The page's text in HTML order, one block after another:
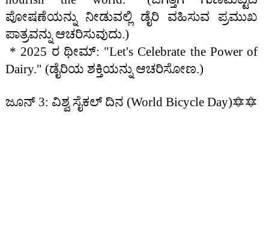
ಪೋಷಣೆಯನ್ನು ನೀಡುವಲ್ಲಿ ಡೈರಿ ವಹಿಸುವ ಪ್ರಮುಖ
ಪಾತ್ರವನ್ನು ಆಚರಿಸುವುದು.)
* 2025 ರ ಥೀಮ್: "Let's Celebrate the Power of
Dairy." (ಡೈರಿಯ ಶಕ್ತಿಯನ್ನು ಆಚರಿಸೋಣ.)
ಜೂನ್ 3: ವಿಶ್ವ ಸೈಕಲ್ ದಿನ (World Bicycle Day)🔯🔯